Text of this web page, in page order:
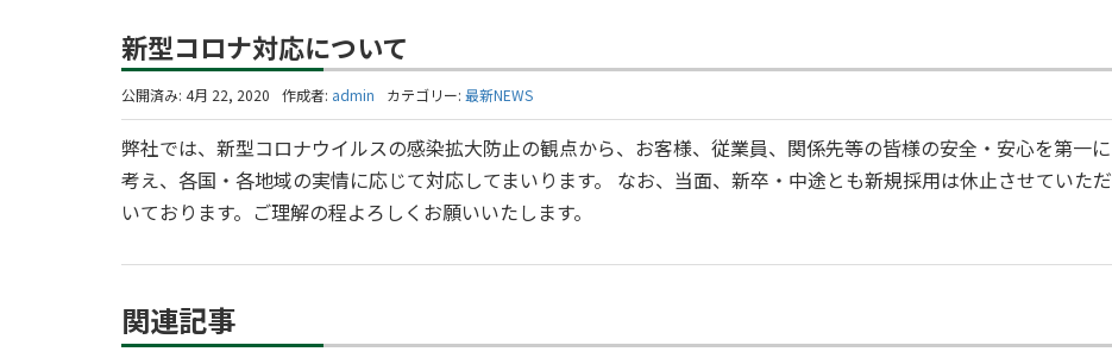
新型コロナ対応について
公開済み: 4月 22, 2020 作成者: admin カテゴリー: 最新NEWS
弊社では、新型コロナウイルスの感染拡大防止の観点から、お客様、従業員、関係先等の皆様の安全・安心を第一に
考え、各国・各地域の実情に応じて対応してまいります。 なお、当面、新卒・中途とも新規採用は休止させていただ
いております。ご理解の程よろしくお願いいたします。
関連記事